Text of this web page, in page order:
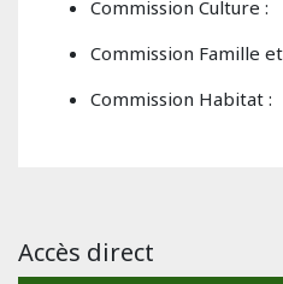
Commission Culture :
Commission Famille
Commission Habitat :
Accès direct